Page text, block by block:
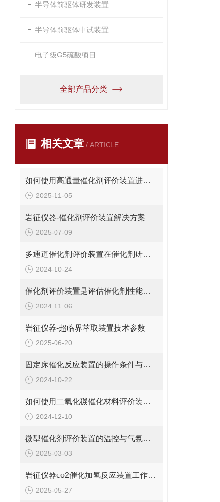
半导体前驱体研发装置
半导体前驱体中试装置
电子级G5硫酸项目
全部产品分类
相关文章 / ARTICLE
如何使用高通量催化剂评价装置进行催化性能测试？
2025-11-05
岩征仪器-催化剂评价装置解决方案
2025-07-09
多通道催化剂评价装置在催化剂研究中的应用优势
2024-10-24
催化剂评价装置是评估催化剂性能和活性的重要工具
2024-11-06
岩征仪器-超临界萃取装置技术参数
2025-06-20
固定床催化反应装置的操作条件与影响因素
2024-10-22
如何使用二氧化碳催化材料评价装置优化催化反应
2024-12-10
微型催化剂评价装置的温控与气氛控制技术说明
2025-03-03
岩征仪器co2催化加氢反应装置工作原理、典型应用
2025-05-27